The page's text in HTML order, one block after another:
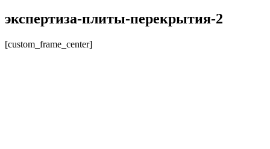
экспертиза-плиты-перекрытия-2
[custom_frame_center]